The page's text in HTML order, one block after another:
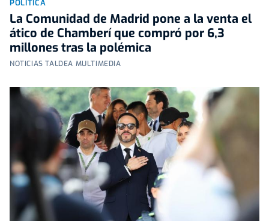
POLÍTICA
La Comunidad de Madrid pone a la venta el
ático de Chamberí que compró por 6,3
millones tras la polémica
NOTICIAS TALDEA MULTIMEDIA